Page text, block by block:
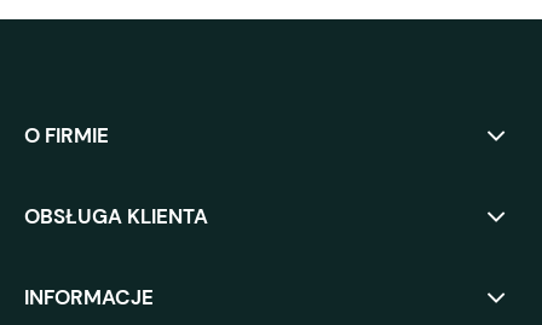
O FIRMIE
OBSŁUGA KLIENTA
INFORMACJE